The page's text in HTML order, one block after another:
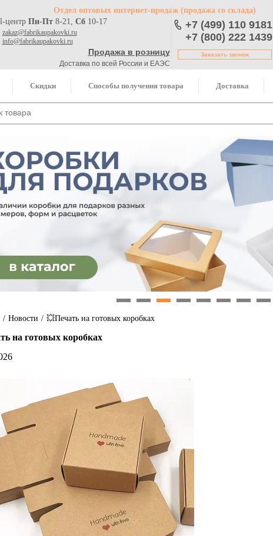
Отдел оптовых интернет-продаж(продажа со склада)
центр Пн-Пт8-21, Сб10-17
zakaz@fabrikaupakovki.ru
info@fabrikaupakovki.ru
Продажа в розницу
Доставка по всей России и ЕАЭС
+7 (499) 110 9181
+7 (800) 222 1439
Заказать звонок
Скидки Способы получения товара Доставка
/ Новости / 💥Печать на готовых коробках
на готовых коробках